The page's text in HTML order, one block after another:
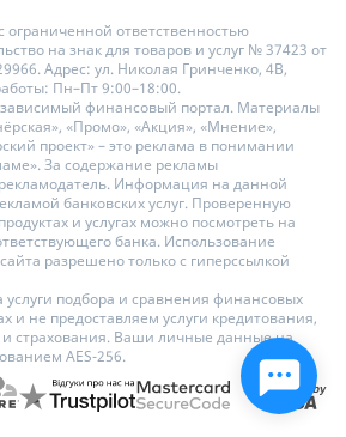
ответственностью
на знак для товаров и услуг № 37423 от
Адрес: ул. Николая Гринченко, 4В,
Пн–Пт 9:00–18:00.
финансовый портал. Материалы
«Промо», «Акция», «Мнение»,
проект» – это реклама в понимании
За содержание рекламы
Информация на данной
банковских услуг. Проверенную
и услугах можно посмотреть на
банка. Использование
разрешено только с гиперссылкой
подбора и сравнения финансовых
и не предоставляем услуги кредитования,
страхования. Ваши личные данные на
AES-256.